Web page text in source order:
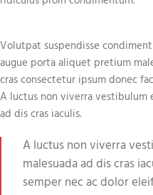
Volutpat suspendisse
augue porta aliquet pretium
cras consectetur ipsum donec
A luctus non viverra vestibulum
ad dis cras iaculis.
A luctus non viverra
malesuada ad dis cras
semper nec ac dolor